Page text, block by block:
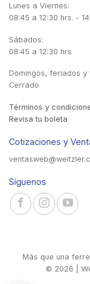
Lunes a Viernes:
08:45 a 12:30 hrs. -
Sábados:
08:45 a 12:30 hrs
Domingos, feriados y
Cerrado
Términos y
Revisa tu boleta
Cotizaciones y
Síguenos
Más que una
© 2026 |